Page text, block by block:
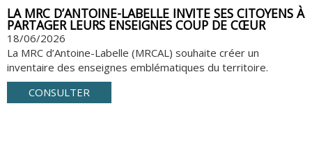
LA MRC D’ANTOINE-LABELLE INVITE SES CITOYENS À
PARTAGER LEURS ENSEIGNES COUP DE CŒUR
18/06/2026
La MRC d’Antoine-Labelle (MRCAL) souhaite créer un
inventaire des enseignes emblématiques du territoire.
CONSULTER